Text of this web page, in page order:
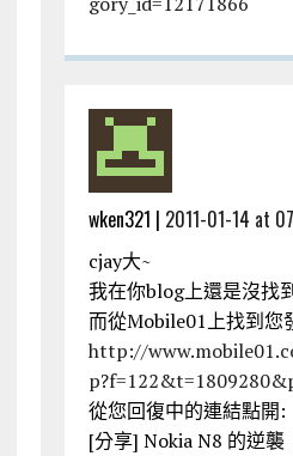
wken321 | 2011-01-14 at
cjay大~
我在你blog上還是沒找
而從Mobile01上找到您
http://
從您回復中的連結點開:
[分享] Nokia N8 的逆襲